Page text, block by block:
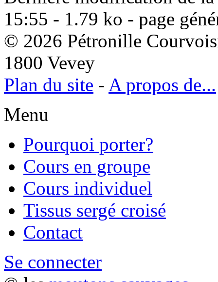
15:55 - 1.79 ko - page
© 2026 Pétronille
1800 Vevey
Plan du site - A propos de...
Menu
Pourquoi porter?
Cours en groupe
Cours individuel
Tissus sergé croisé
Contact
Se connecter